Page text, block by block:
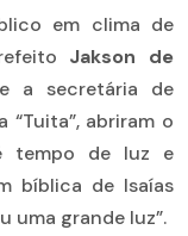
em clima de
Jakson de
a secretária de
“Tuita”, abriram o
tempo de luz e
bíblica de Isaías
uma grande luz”.